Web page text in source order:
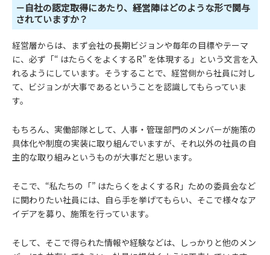
－自社の認定取得にあたり、経営陣はどのような形で関与
されていますか？
経営層からは、まず会社の長期ビジョンや毎年の目標やテーマ
に、必ず「“ はたらくをよくするR” を体現する」という文言を入
れるようにしています。そうすることで、経営側から社員に対し
て、ビジョンが大事であるということを認識してもらっていま
す。
もちろん、実働部隊として、人事・管理部門のメンバーが施策の
具体化や制度の実装に取り組んでいますが、それ以外の社員の自
主的な取り組みというものが大事だと思います。
そこで、“私たちの「” はたらくをよくするR」ための委員会など
に関わりたい社員には、自ら手を挙げてもらい、そこで様々なア
イデアを募り、施策を行っています。
そして、そこで得られた情報や経験などは、しっかりと他のメン